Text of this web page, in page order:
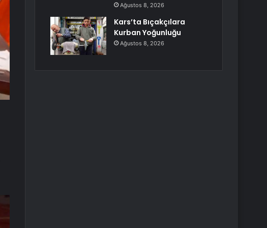
Ağustos 8, 2026
Kars’ta Bıçakçılara
Kurban Yoğunluğu
Ağustos 8, 2026